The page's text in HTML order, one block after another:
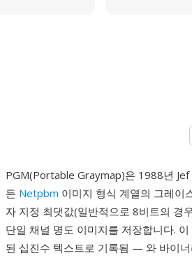
PGM(Portable Graymap)은 1988년
든 Netpbm 이미지 형식 계열의 그레이
자 지정 최댓값(일반적으로 8비트의 경
단일 채널 명도 이미지를 저장합니다.
된 십진수 텍스트로 기록됨 — 와 바이